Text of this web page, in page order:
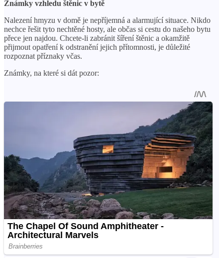
Známky vzhledu štěnic v bytě
Nalezení hmyzu v domě je nepříjemná a alarmující situace. Nikdo
nechce řešit tyto nechtěné hosty, ale občas si cestu do našeho bytu
přece jen najdou. Chcete-li zabránit šíření štěnic a okamžitě
přijmout opatření k odstranění jejich přítomnosti, je důležité
rozpoznat příznaky včas.
Známky, na které si dát pozor: